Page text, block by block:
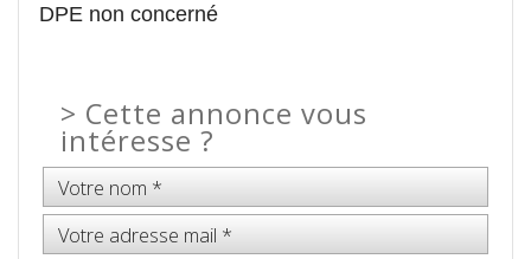
DPE non concerné
> Cette annonce vous
intéresse ?